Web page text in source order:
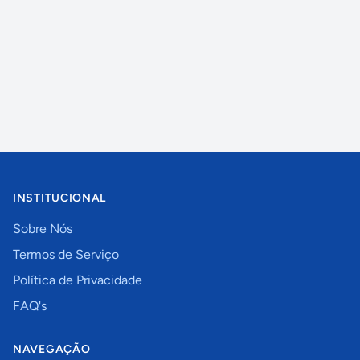
INSTITUCIONAL
Sobre Nós
Termos de Serviço
Política de Privacidade
FAQ's
NAVEGAÇÃO